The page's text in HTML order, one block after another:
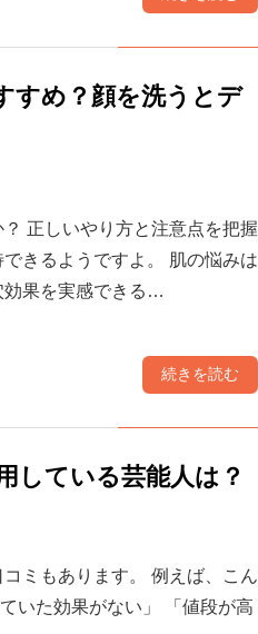
すめ？顔を洗うとデ
正しいやり方と注意点を把握
きるようですよ。 肌の悩みは
効果を実感できる…
続きを読む
している芸能人は？
ミもあります。 例えば、こん
いた効果がない」 「値段が高